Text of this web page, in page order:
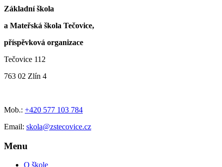
Základní škola
a Mateřská škola Tečovice,
příspěvková organizace
Tečovice 112
763 02 Zlín 4
Mob.: +420 577 103 784
Email: skola@zstecovice.cz
Menu
O škole